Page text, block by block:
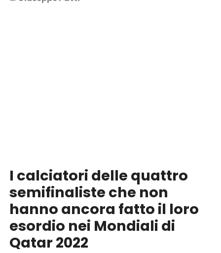
I calciatori delle quattro
semifinaliste che non
hanno ancora fatto il loro
esordio nei Mondiali di
Qatar 2022